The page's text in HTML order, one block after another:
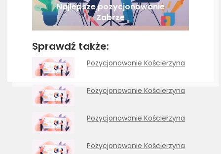
Najlepsze pozycjonowanie
Zabrze
Sprawdź także:
Pozycjonowanie Kościerzyna
Pozycjonowanie Kościerzyna
Pozycjonowanie Kościerzyna
Pozycjonowanie Kościerzyna